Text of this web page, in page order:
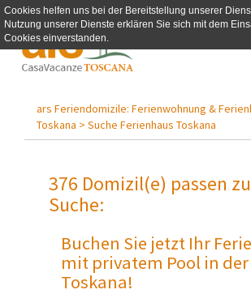
Cookies helfen uns bei der Bereitstellung unserer
Nutzung unserer Dienste erklären Sie sich mit dem
Cookies einverstanden.
ars Feriendomizile: Ferienwohnung &
Toskana > Suche Ferienhaus Toskana
376 Domizil(e) passen
Suche:
Buchen Sie jetzt Ihr
mit privatem Pool in der
Toskana!